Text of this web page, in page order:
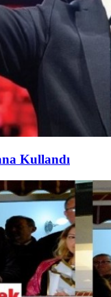
Kullandı